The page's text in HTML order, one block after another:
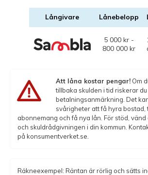
Långivare Lånebelopp
5 000 kr -
800 000 kr
Att låna kostar pengar! Om
tillbaka skulden i tid riskerar du
betalningsanmärkning. Det
svårigheter att få hyra bostad,
abonnemang och få nya lån. För stöd,
och skuldrådgivningen i din kommun.
på konsumentverket.se.
Räkneexempel: Räntan är rörlig och sätts